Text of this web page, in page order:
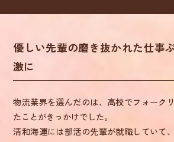
採用方針
会社を知る
事業紹介
社員インタビュー
優しい先輩の磨き抜かれた仕事
激に
物流業界を選んだのは、高校でフォーク
たことがきっかけでした。
清和海運には部活の先輩が就職していて